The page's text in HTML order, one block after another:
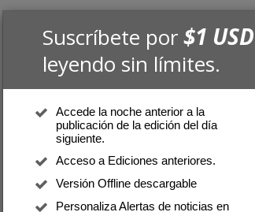
Suscríbete por$1 USD
leyendo sin límites.
Accede la noche anterior a la
publicación de la edición del día
siguiente.
Acceso a Ediciones anteriores.
Versión Offline descargable
Personaliza Alertas de noticias en